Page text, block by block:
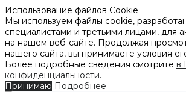
Использование файлов Cookie
Мы используем файлы cookie,
специалистами и третьими лицами, для
на нашем веб-сайте. Продолжая
нашего сайта, вы принимаете условия
Более подробные сведения смотрите в
конфиденциальности.
Принимаю Подробнее